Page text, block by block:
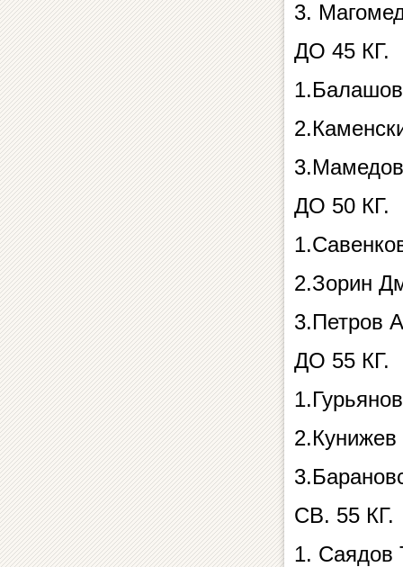
3.
ДО 45 КГ.
ДО 50 КГ.
2.Зорин
3.Петров
ДО 55 КГ.
СВ. 55 КГ.
1. Саядов